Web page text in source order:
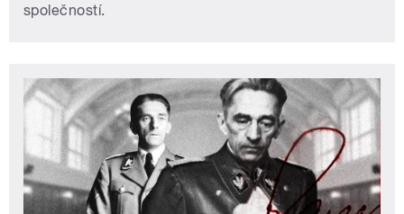
společností.